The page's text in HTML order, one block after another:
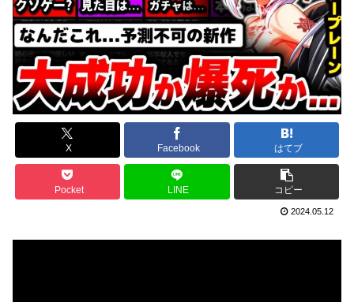
X Facebook はてブ
Pocket LINE コピー
2024.05.12